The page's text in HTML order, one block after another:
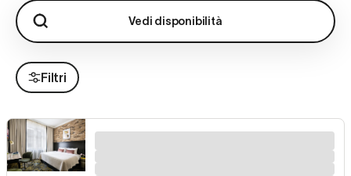
Vedi disponibilità
Filtri